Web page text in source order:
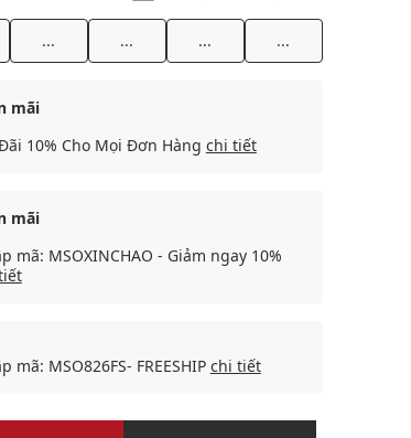
... ... ... ...
mãi
10% Cho Mọi Đơn Hàng chi tiết
mãi
mã: MSOXINCHAO - Giảm ngay 10%
mã: MSO826FS- FREESHIP chi tiết